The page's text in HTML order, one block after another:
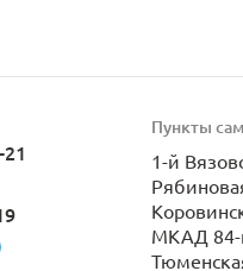
Пункты
1-й
МКАД 84-